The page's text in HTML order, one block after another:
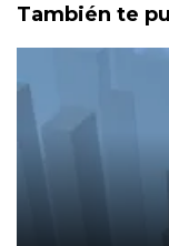
También te